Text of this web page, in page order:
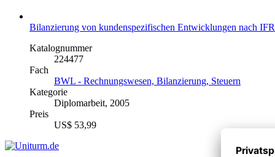
Bilanzierung von kundenspezifischen Entwicklungen nach
Katalognummer
224477
Fach
BWL - Rechnungswesen, Bilanzierung, Steuern
Kategorie
Diplomarbeit, 2005
Preis
US$ 53,99